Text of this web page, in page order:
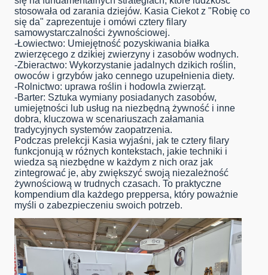
stosowała od zarania dziejów. Kasia Ciekot z "Robię co
się da" zaprezentuje i omówi cztery filary
samowystarczalności żywnościowej.
-Łowiectwo: Umiejętność pozyskiwania białka
zwierzęcego z dzikiej zwierzyny i zasobów wodnych.
-Zbieractwo: Wykorzystanie jadalnych dzikich roślin,
owoców i grzybów jako cennego uzupełnienia diety.
-Rolnictwo: uprawa roślin i hodowla zwierząt.
-Barter: Sztuka wymiany posiadanych zasobów,
umiejętności lub usług na niezbędną żywność i inne
dobra, kluczowa w scenariuszach załamania
tradycyjnych systemów zaopatrzenia.
Podczas prelekcji Kasia wyjaśni, jak te cztery filary
funkcjonują w różnych kontekstach, jakie techniki i
wiedza są niezbędne w każdym z nich oraz jak
zintegrować je, aby zwiększyć swoją niezależność
żywnościową w trudnych czasach. To praktyczne
kompendium dla każdego preppersa, który poważnie
myśli o zabezpieczeniu swoich potrzeb.